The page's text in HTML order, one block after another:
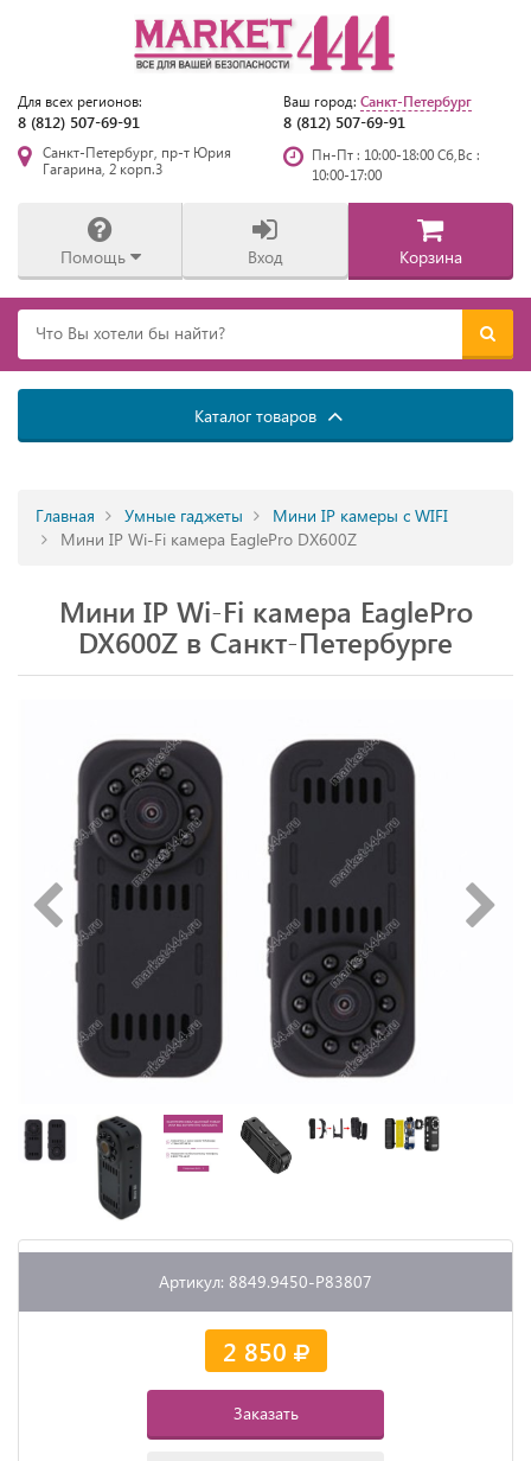
Для всех регионов:
8 (812) 507-69-91
Ваш город: Санкт-Петербург
8 (812) 507-69-91
Санкт-Петербург, пр-т Юрия
Гагарина, 2 корп.3
Пн-Пт : 10:00-18:00 Сб,Вс :
10:00-17:00
Помощь Вход Корзина
Каталог товаров
Главная Умные гаджеты
Мини IP камеры с WIFI
Мини IP Wi-Fi камера EaglePro DX600Z
Мини IP Wi-Fi камера EaglePro
DX600Z в Санкт-Петербурге
Артикул: 8849.9450-P83807
2 850
Заказать